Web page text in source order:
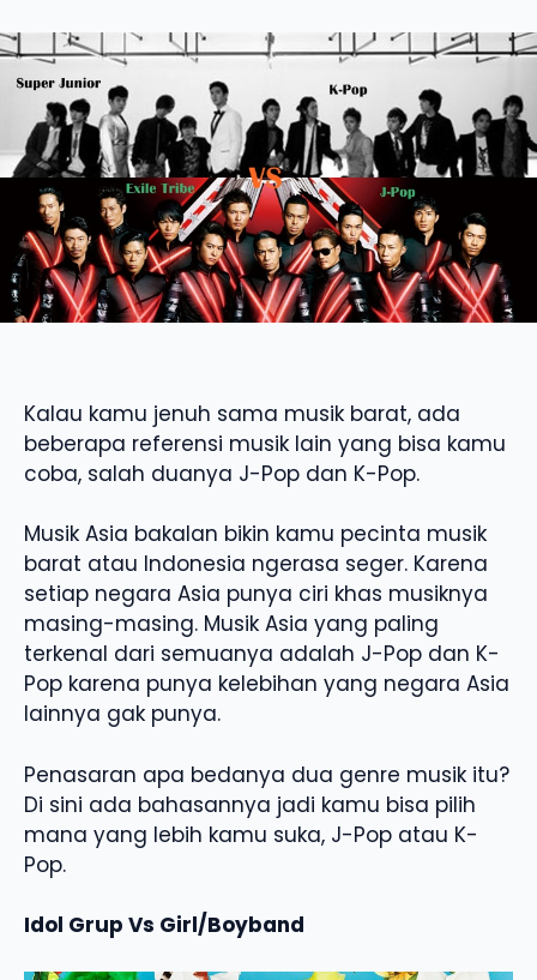
Kalau kamu jenuh sama musik barat, ada
beberapa referensi musik lain yang bisa kamu
coba, salah duanya J-Pop dan K-Pop.
Musik Asia bakalan bikin kamu pecinta musik
barat atau Indonesia ngerasa seger. Karena
setiap negara Asia punya ciri khas musiknya
masing-masing. Musik Asia yang paling
terkenal dari semuanya adalah J-Pop dan K-
Pop karena punya kelebihan yang negara Asia
lainnya gak punya.
Penasaran apa bedanya dua genre musik itu?
Di sini ada bahasannya jadi kamu bisa pilih
mana yang lebih kamu suka, J-Pop atau K-
Pop.
Idol Grup Vs Girl/Boyband